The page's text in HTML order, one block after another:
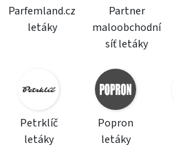
Parfemland.cz
letáky
Partner
maloobchodní
síť letáky
Petrklíč
letáky
Popron
letáky